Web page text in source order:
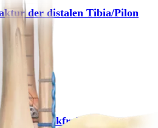
der distalen Tibia/Pilon